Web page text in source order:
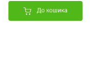
До кошика